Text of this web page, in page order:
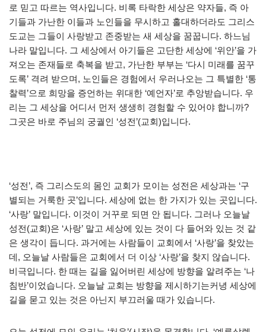
로 믿고 따르는 역사입니다. 비록 타락한 세상은 약자들, 즉 아
기들과 가난한 이들과 노인들을 무시하고 홀대하더라도 그리스
도교는 그들이 사랑받고 존중받는 새 세상을 꿈꿉니다. 하느님
나라 말입니다. 그 세상에서 아기들은 고단한 세상에 ‘위안’을 가
져오는 존재들로 축복을 받고, 가난한 부부는 ‘다시 미래를 꿈꾸
도록’ 격려 받으며, 노인들은 경험에서 우러나오는 그 특별한 ‘통
찰력’으로 희망을 증언하는 위대한 ‘예언자’로 추앙받습니다. 우
리는 그 세상을 어디서 먼저 생생히 경험할 수 있어야 합니까?
그곳은 바로 주님의 궁궐인 ‘성전’(교회)입니다.
‘성전’, 즉 그리스도의 몸인 교회가 모이는 성전은 세상과는 ‘구
별되는 거룩한 곳’입니다. 세상에 없는 한 가지가 있는 곳입니다.
‘사랑’ 말입니다. 이것이 거꾸로 되면 안 됩니다. 그러나 오늘날
성전(교회)은 ‘사랑’ 말고 세상에 있는 것이 다 들어와 있는 것 같
은 생각이 듭니다. 과거에는 사람들이 교회에서 ‘사랑’을 찾았는
데, 오늘날 사람들은 교회에서 더 이상 ‘사랑’을 찾지 않습니다.
비극입니다. 한 때는 길을 잃어버린 세상에 방향을 알려주는 ‘나
침반’이었습니다. 오늘날 교회는 방향을 제시하기는커녕 세상에
길을 묻고 있는 것은 아닌지 부끄러울 때가 있습니다.